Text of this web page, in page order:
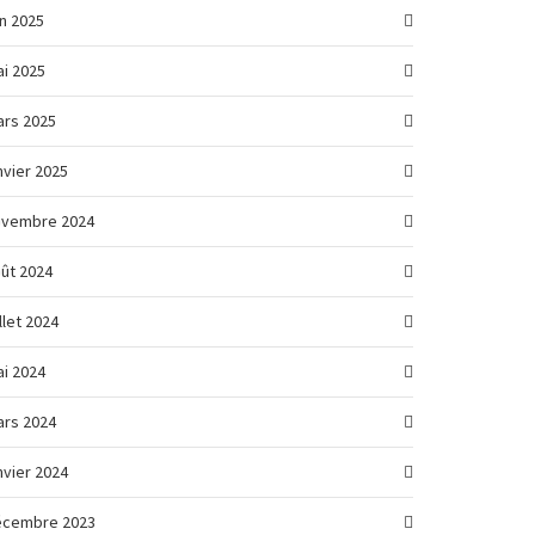
2025
2025
2025
2025
2024
2024
2024
2024
2024
2024
2023